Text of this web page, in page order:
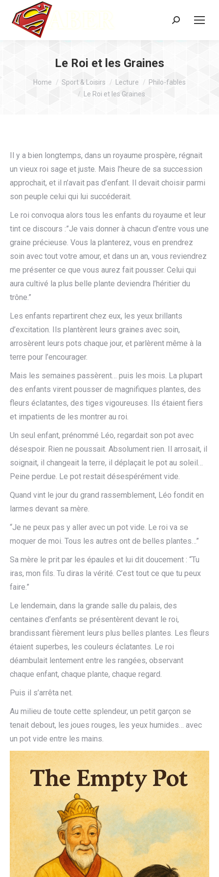
Search:
Le Roi et les Graines
You are here:
Home Sport & Loisirs Lecture
Philo-fables
Le Roi et les Graines
Il y a bien longtemps, dans un royaume prospère, régnait
un vieux roi sage et juste. Mais l’heure de sa succession
approchait, et il n’avait pas d’enfant. Il devait choisir parmi
son peuple celui qui lui succéderait.
Le roi convoqua alors tous les enfants du royaume et leur
tint ce discours :”Je vais donner à chacun d’entre vous une
graine précieuse. Vous la planterez, vous en prendrez
soin avec tout votre amour, et dans un an, vous reviendrez
me présenter ce que vous aurez fait pousser. Celui qui
aura cultivé la plus belle plante deviendra l’héritier du
trône.”
Les enfants repartirent chez eux, les yeux brillants
d’excitation. Ils plantèrent leurs graines avec soin,
arrosèrent leurs pots chaque jour, et parlèrent même à la
terre pour l’encourager.
Mais les semaines passèrent… puis les mois. La plupart
des enfants virent pousser de magnifiques plantes, des
fleurs éclatantes, des tiges vigoureuses. Ils étaient fiers
et impatients de les montrer au roi.
Un seul enfant, prénommé Léo, regardait son pot avec
désespoir. Rien ne poussait. Absolument rien. Il arrosait, il
soignait, il changeait la terre, il déplaçait le pot au soleil…
Peine perdue. Le pot restait désespérément vide.
Quand vint le jour du grand rassemblement, Léo fondit en
larmes devant sa mère.
“Je ne peux pas y aller avec un pot vide. Le roi va se
moquer de moi. Tous les autres ont de belles plantes…”
Sa mère le prit par les épaules et lui dit doucement : “Tu
iras, mon fils. Tu diras la vérité. C’est tout ce que tu peux
faire.”
Le lendemain, dans la grande salle du palais, des
centaines d’enfants se présentèrent devant le roi,
brandissant fièrement leurs plus belles plantes. Les fleurs
étaient superbes, les couleurs éclatantes. Le roi
déambulait lentement entre les rangées, observant
chaque enfant, chaque plante, chaque regard.
Puis il s’arrêta net.
Au milieu de toute cette splendeur, un petit garçon se
tenait debout, les joues rouges, les yeux humides… avec
un pot vide entre les mains.